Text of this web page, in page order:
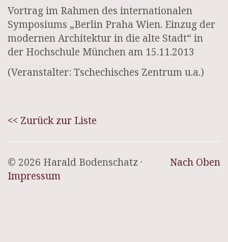
Vortrag im Rahmen des internationalen
Symposiums „Berlin Praha Wien. Einzug der
modernen Architektur in die alte Stadt“ in
der Hochschule München am 15.11.2013
(Veranstalter: Tschechisches Zentrum u.a.)
<< Zurück zur Liste
Nach Oben
© 2026 Harald Bodenschatz ·
Impressum